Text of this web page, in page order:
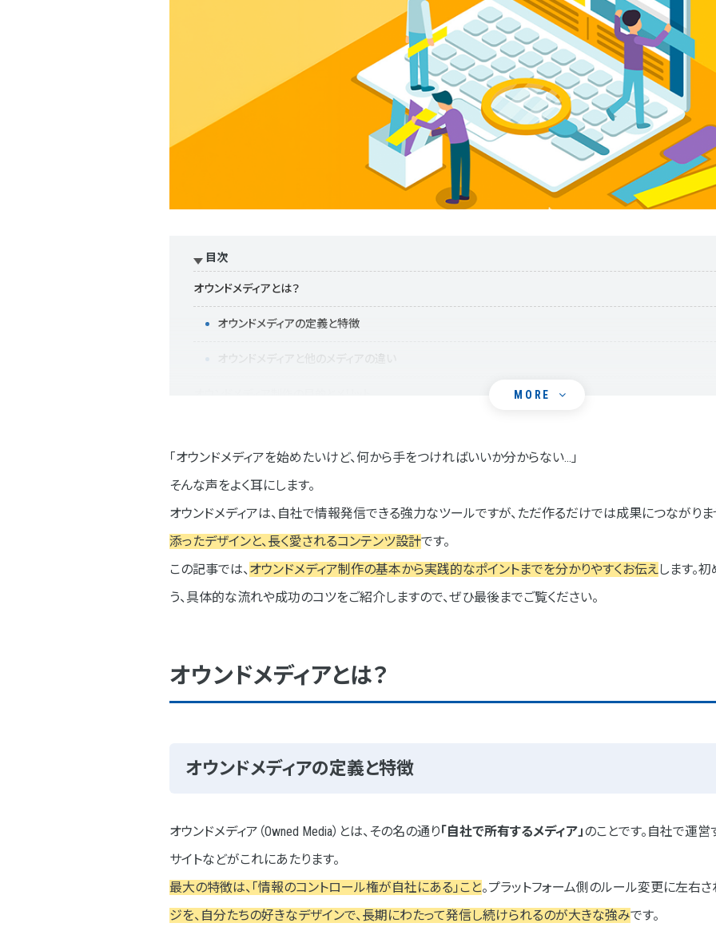
MORE
目次
オウンドメディアとは？
オウンドメディアの定義と特徴
オウンドメディアと他のメディアの違い
②見込み客の獲得と育成
オウンドメディア制作の流れ
STEP1 目的設定とターゲットの明確化
STEP2 コンテンツ戦略の策定
STEP4 コンテンツ制作と公開
オウンドメディアの運用と改善について
データ分析と効果測定
コンテンツの更新と改善
「オウンドメディアを始めたいけど、何から手をつければいいか分からない…」
そんな声をよく耳にします。
オウンドメディアは、自社で情報発信できる強力なツールですが、ただ作るだけでは成果につながりま
添ったデザインと、長く愛されるコンテンツ設計です。
この記事では、オウンドメディア制作の基本から実践的なポイントまでを分かりやすくお伝えします。
う、具体的な流れや成功のコツをご紹介しますので、ぜひ最後までご覧ください。
オウンドメディアとは？
オウンドメディアの定義と特徴
オウンドメディア（Owned Media）とは、その名の通り「自社で所有するメディア」 のことです。自社で運営
サイトなどがこれにあたります。
最大の特徴は、「情報のコントロール権が自社にある」こと。プラットフォーム側のルール変更に左右さ
ジを、自分たちの好きなデザインで、長期にわたって発信し続けられるのが大きな強みです。